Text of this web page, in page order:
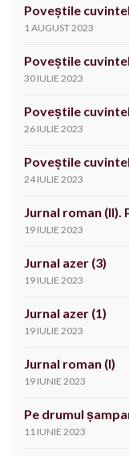
Poveștile
1 AUGUST 2023
Poveștile
30 IULIE 2023
Poveștile
26 IULIE 2023
Poveștile
24 IULIE 2023
Jurnal roman (II).
19 IULIE 2023
Jurnal azer (3)
19 IULIE 2023
Jurnal azer (1)
19 IULIE 2023
Jurnal roman (I)
19 IUNIE 2023
Pe drumul
11 IUNIE 2023